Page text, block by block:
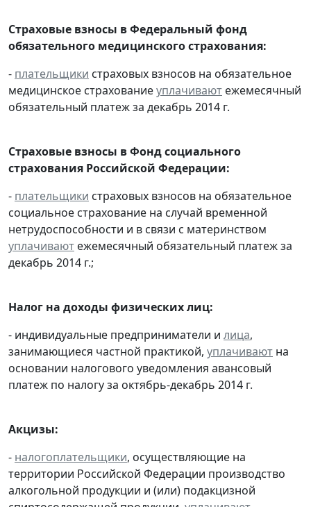
Страховые взносы в Федеральный фонд
обязательного медицинского страхования:
- плательщики страховых взносов на обязательное
медицинское страхованиеуплачивают ежемесячный
обязательный платеж за декабрь 2014 г.
Страховые взносы в Фонд социального
страхования Российской Федерации:
- плательщики страховых взносов на обязательное
социальное страхование на случай временной
нетрудоспособности и в связи с материнством
уплачивают ежемесячный обязательный платеж за
декабрь 2014 г.;
Налог на доходы физических лиц:
- индивидуальные предприниматели и лица,
занимающиеся частной практикой, уплачивают на
основании налогового уведомления авансовый
платеж по налогу за октябрь-декабрь 2014 г.
Акцизы:
- налогоплательщики, осуществляющие на
территории Российской Федерации производство
алкогольной продукции и (или) подакцизной